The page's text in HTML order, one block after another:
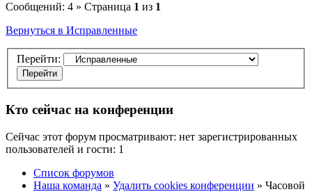
Сообщений: 4 » Страница 1 из 1
Вернуться в Исправленные
Перейти:
Кто сейчас на конференции
Сейчас этот форум просматривают: нет зарегистрированных
пользователей и гости: 1
Список форумов
Наша команда » Удалить cookies конференции » Часовой